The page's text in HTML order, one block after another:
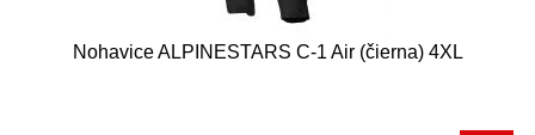
Nohavice ALPINESTARS C-1 Air (čierna) 4XL